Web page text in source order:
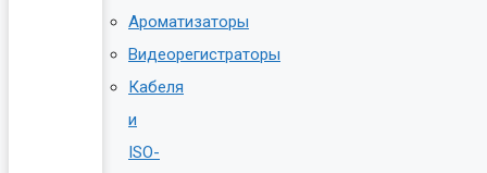
Ароматизаторы
Видеорегистраторы
Кабеля
и
ISO-